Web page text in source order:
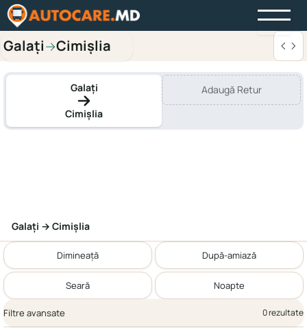
Galaţi→Cimișlia
Galaţi
Cimișlia
Adaugă Retur
Galaţi → Cimișlia
Dimineață După-amiază
Seară Noapte
Filtre avansate 0 rezultate